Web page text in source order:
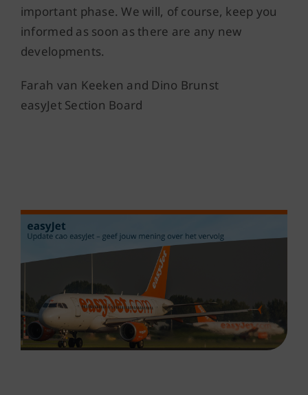
important phase. We will, of course, keep you
informed as soon as there are any new
developments.
Farah van Keeken and Dino Brunst
easyJet Section Board